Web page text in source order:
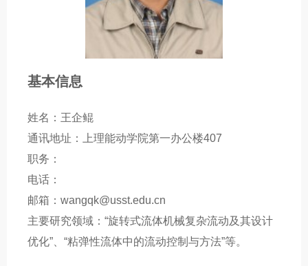
基本信息
姓名：王企鲲
通讯地址：上理能动学院第一办公楼407
职务：
电话：
邮箱：wangqk@usst.edu.cn
主要研究领域：“旋转式流体机械复杂流动及其设计
优化”、“粘弹性流体中的流动控制与方法”等。